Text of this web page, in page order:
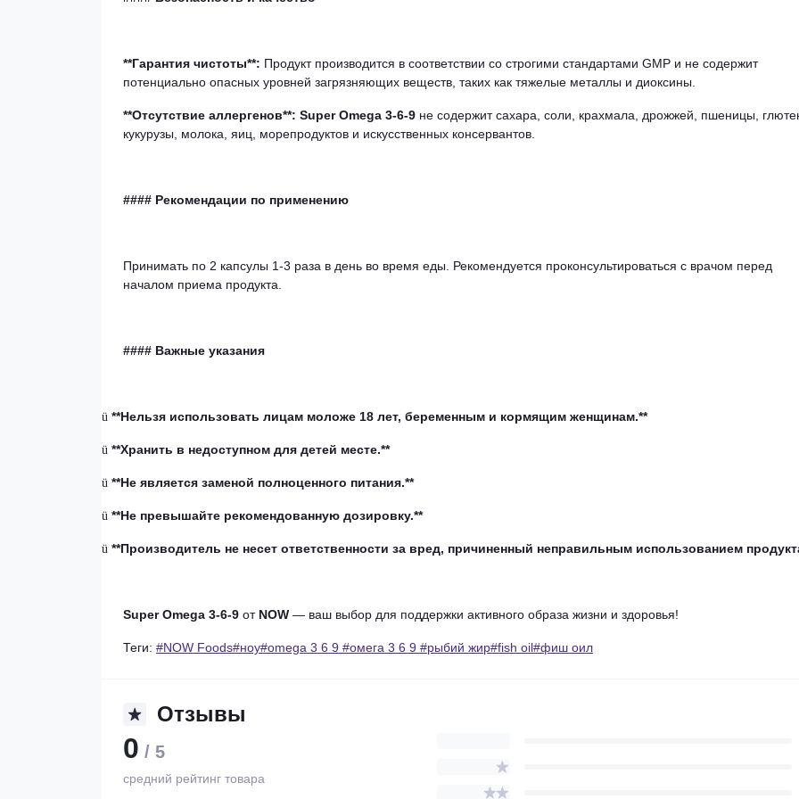
**Гарантия чистоты**: Продукт производится в соответствии со строгими стандартами GMP и не содержит
потенциально опасных уровней загрязняющих веществ, таких как тяжелые металлы и диоксины.
**Отсутствие аллергенов**: Super Omega 3-6-9 не содержит сахара, соли, крахмала, дрожжей, пшеницы,
кукурузы, молока, яиц, морепродуктов и искусственных консервантов.
#### Рекомендации по применению
Принимать по 2 капсулы 1-3 раза в день во время еды. Рекомендуется проконсультироваться с врачом перед
началом приема продукта.
#### Важные указания
ü **Нельзя использовать лицам моложе 18 лет, беременным и кормящим женщинам.**
ü **Хранить в недоступном для детей месте.**
ü **Не является заменой полноценного питания.**
ü **Не превышайте рекомендованную дозировку.**
ü **Производитель не несет ответственности за вред, причиненный неправильным использованием
Super Omega 3-6-9 от NOW — ваш выбор для поддержки активного образа жизни и здоровья!
Теги: #NOW Foods#ноу#omega 3 6 9 #омега 3 6 9 #рыбий жир#fish oil#фиш оил
Отзывы
0 / 5
средний рейтинг товара